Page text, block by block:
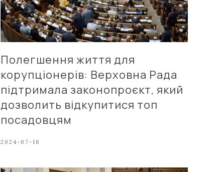
Полегшення життя для
корупціонерів: Верховна Рада
підтримала законопроєкт, який
дозволить відкупитися топ
посадовцям
2024-07-18